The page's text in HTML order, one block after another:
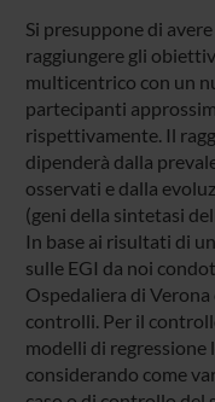
Si presuppone di
raggiungere gli
multicentrico con un
partecipanti
rispettivamente. Il
dipenderà dalla
osservati e dalla
(geni della sintetasi
In base ai risultati di
sulle EGI da noi
Ospedaliera di
controlli. Per il
modelli di regressione
considerando come